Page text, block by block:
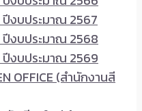
งบประมาณ 2567
งบประมาณ 2568
งบประมาณ 2569
OFFICE (สำนักงานสี